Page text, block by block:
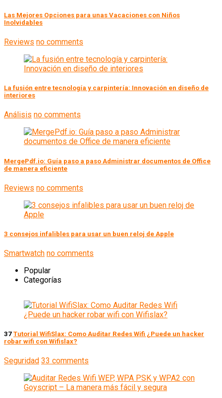
Las Mejores Opciones para unas Vacaciones con Niños
Inolvidables
Reviews no comments
La fusión entre tecnología y carpintería: Innovación en diseño de
interiores
Análisis no comments
MergePdf.io: Guía paso a paso Administrar documentos de Office
de manera eficiente
Reviews no comments
3 consejos infalibles para usar un buen reloj de Apple
Smartwatch no comments
Popular
Categorías
37 Tutorial WifiSlax: Como Auditar Redes Wifi ¿Puede un hacker
robar wifi con Wifislax?
Seguridad 33 comments